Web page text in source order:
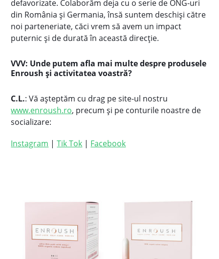
defavorizate. Colaborăm deja cu o serie de ONG-uri
din România și Germania, însă suntem deschiși către
noi parteneriate, căci vrem să avem un impact
puternic și de durată în această direcție.
VVV: Unde putem afla mai multe despre produsele
Enroush și activitatea voastră?
C.L.: Vă așteptăm cu drag pe site-ul nostru
www.enroush.ro, precum și pe conturile noastre de
socializare:
Instagram |Tik Tok | Facebook